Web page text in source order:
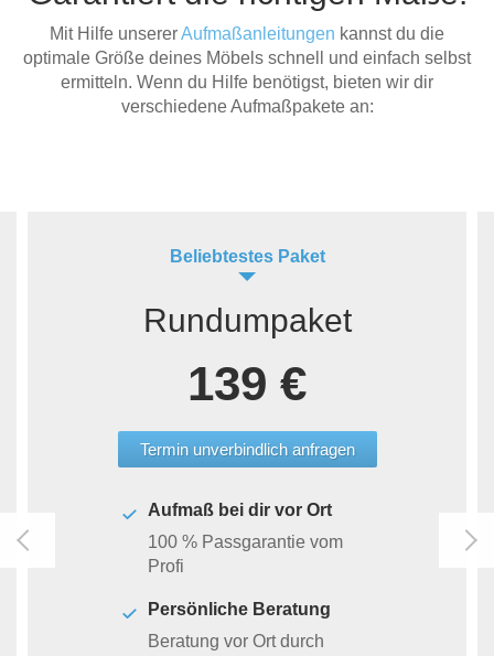
Mit Hilfe unsererAufmaßanleitungen kannst du die
optimale Größe deines Möbels schnell und einfach selbst
ermitteln. Wenn du Hilfe benötigst, bieten wir dir
verschiedene Aufmaßpakete an:
Beliebtestes Paket
Rundumpaket
139 €
Termin unverbindlich anfragen
Aufmaß bei dir vor Ort
100 % Passgarantie vom
Profi
Persönliche Beratung
Beratung vor Ort durch